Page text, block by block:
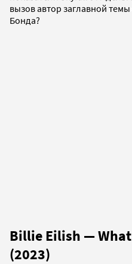
вызов автор заглавной
Бонда?
Billie Eilish — What
(2023)